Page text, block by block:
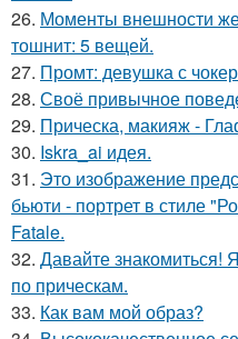
26. Моменты внешности
тошнит: 5 вещей.
27. Промт: девушка с
28. Своё привычное
29. Прическа, макияж -
30. Iskra_ai идея.
31. Это изображение
бьюти - портрет в стиле
Fatale.
32. Давайте знакомиться!
по прическам.
33. Как вам мой образ?